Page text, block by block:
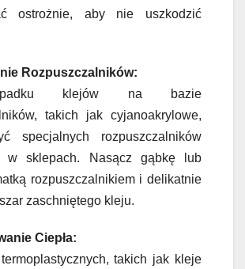
ostrożnie, aby nie uszkodzić
Rozpuszczalników:
klejów na bazie
takich jak cyjanoakrylowe,
specjalnych rozpuszczalników
w sklepach. Nasącz gąbkę lub
rozpuszczalnikiem i delikatnie
zaschniętego kleju.
Ciepła:
takich jak kleje